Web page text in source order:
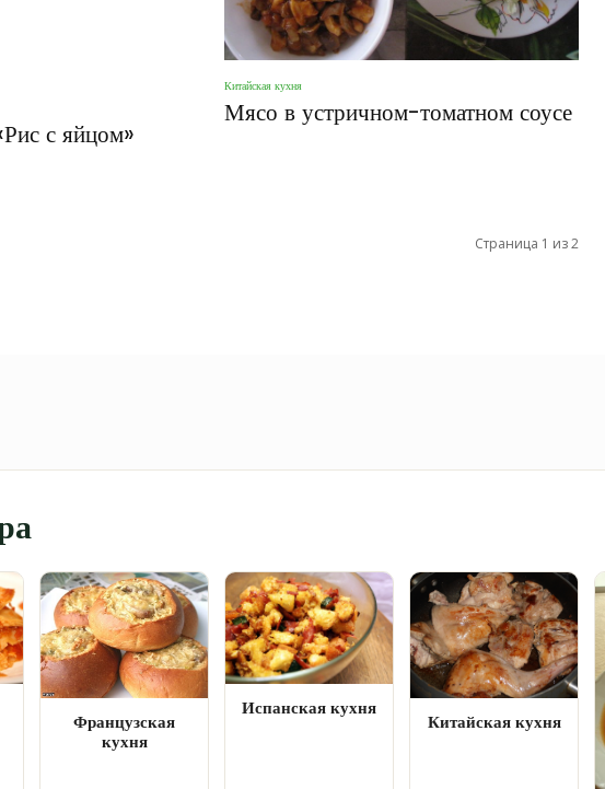
с яйцом»
Китайская кухня
Мясо в устричном-томатном соусе
Страница 1 из 2
Французская
кухня
Испанская кухня
Китайская кухня